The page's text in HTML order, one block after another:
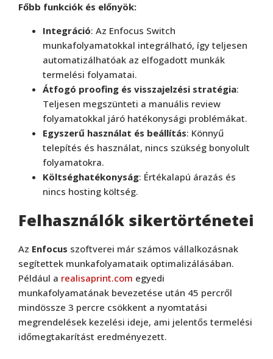
Főbb funkciók és előnyök:
Integráció: Az Enfocus Switch
munkafolyamatokkal integrálható, így teljesen
automatizálhatóak az elfogadott munkák
termelési folyamatai.
Átfogó proofing és visszajelzési stratégia:
Teljesen megszünteti a manuális review
folyamatokkal járó hatékonysági problémákat.
Egyszerű használat és beállítás: Könnyű
telepítés és használat, nincs szükség bonyolult
folyamatokra.
Költséghatékonyság: Értékalapú árazás és
nincs hosting költség.
Felhasználók sikertörténetei
Az Enfocus szoftverei már számos vállalkozásnak
segítettek munkafolyamataik optimalizálásában.
Például a realisaprint.com egyedi
munkafolyamatának bevezetése után 45 percről
mindössze 3 percre csökkent a nyomtatási
megrendelések kezelési ideje, ami jelentős termelési
időmegtakarítást eredményezett.